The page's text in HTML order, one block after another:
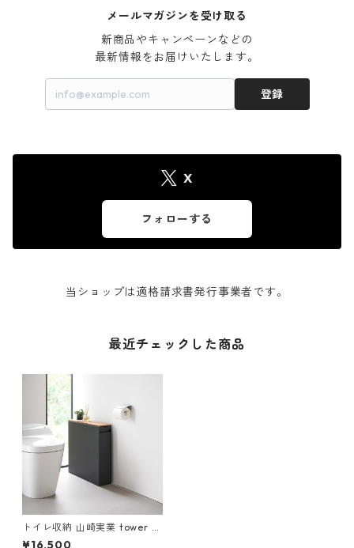
メールマガジンを受け取る
新商品やキャンペーンなどの
最新情報をお届けいたします。
登録
X
フォローする
当ショップは適格請求書発行事業者です。
最近チェックした商品
トイレ収納 山崎実業 tower タ
ワー 隠せるトイレ引き出し収
¥16,500